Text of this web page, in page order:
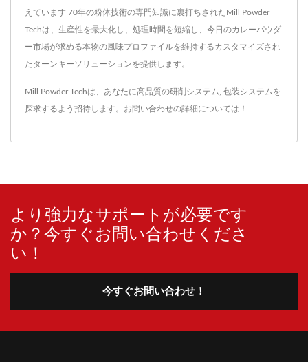
えています 70年の粉体技術の専門知識に裏打ちされたMill Powder
Techは、生産性を最大化し、処理時間を短縮し、今日のカレーパウダ
ー市場が求める本物の風味プロファイルを維持するカスタマイズされ
たターンキーソリューションを提供します。
Mill Powder Techは、あなたに高品質の研削システム 包装システムを
探求するよう招待します。 お問い合わせの詳細については！
より強力なサポートが必要です
か？今すぐお問い合わせくださ
い！
今すぐお問い合わせ！